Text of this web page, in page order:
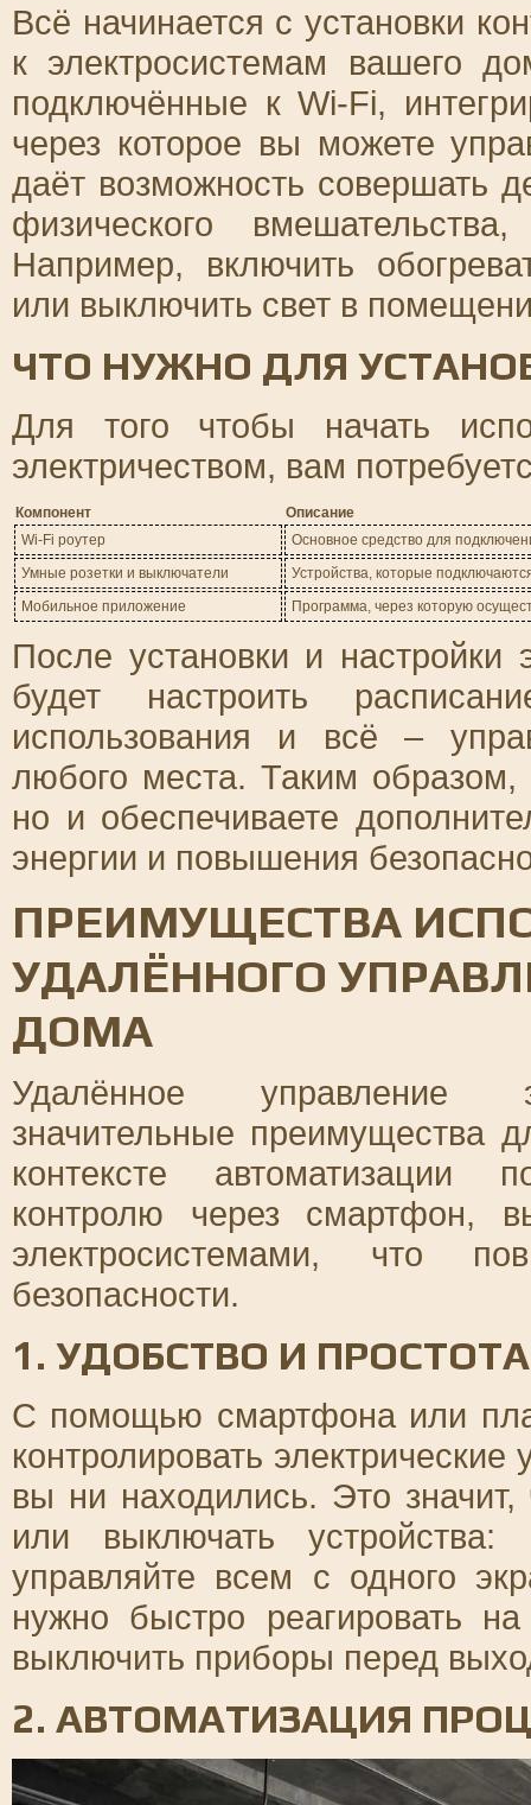
Всё начинается с установки
к электросистемам вашего
подключённые к Wi-Fi,
через которое вы можете
даёт возможность совершать
физического
Например, включить
или выключить свет в
ЧТО НУЖНО ДЛЯ
Для того чтобы начать
электричеством, вам
Компонент
Описание
Wi-Fi роутер
Основное средство для
Умные розетки и выключатели
Устройства, которые
Мобильное приложение
Программа, через которую
После установки и настройки
будет настроить
использования и всё –
любого места. Таким
но и обеспечиваете
энергии и повышения
ПРЕИМУЩЕСТВА
УДАЛЁННОГО
ДОМА
Удалённое управление
значительные преимущества
контексте автоматизации
контролю через смартфон,
электросистемами, что
безопасности.
1. УДОБСТВО И
С помощью смартфона или
контролировать
вы ни находились. Это
или выключать
управляйте всем с одного
нужно быстро реагировать
выключить приборы перед
2. АВТОМАТИЗАЦИЯ